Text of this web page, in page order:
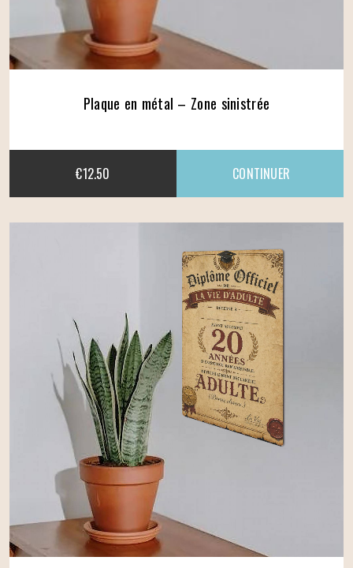
Plaque en métal – Zone sinistrée
€12.50